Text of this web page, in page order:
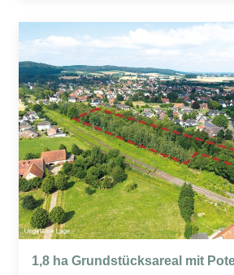
1,8 ha Grundstücksareal mit